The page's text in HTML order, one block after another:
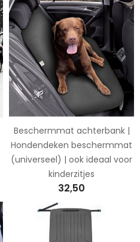
Beschermmat achterbank |
Hondendeken beschermmat
(universeel) | ook ideaal voor
kinderzitjes
32,50